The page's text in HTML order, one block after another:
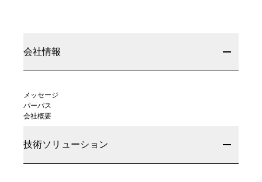
会社情報
メッセージ
パーパス
会社概要
技術ソリューション